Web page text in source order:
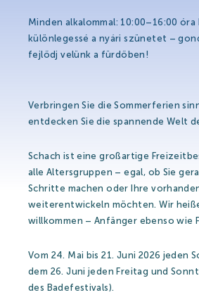
Strandbad
Strandbad
Becken
Erholungsaktivitäten
Minden alkalommal: 10:00–16:00
különlegessé a nyári szünetet –
fejlődj velünk a fürdőben!
Verbringen Sie die Sommerferien
entdecken Sie die spannende Welt
Schach ist eine großartige
alle Altersgruppen – egal, ob Sie
Schritte machen oder Ihre
weiterentwickeln möchten. Wir
willkommen – Anfänger ebenso wie
Vom 24. Mai bis 21. Juni 2026 jeden
dem 26. Juni jeden Freitag und
des Badefestivals).